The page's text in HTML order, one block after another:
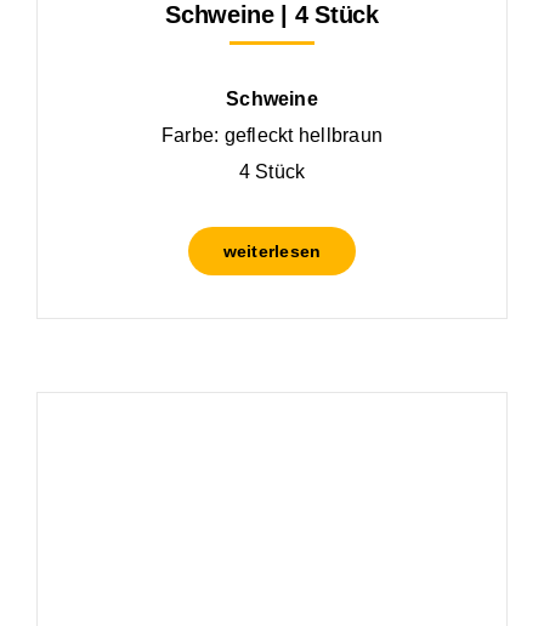
Schweine | 4 Stück
Schweine
Farbe: gefleckt hellbraun
4 Stück
weiterlesen